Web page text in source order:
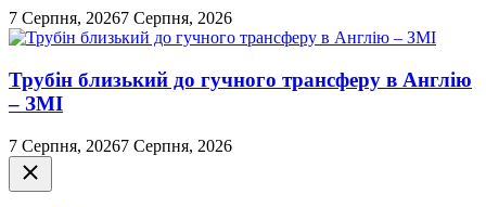
7 Серпня, 20267 Серпня, 2026
Трубін близький до гучного трансферу в Англію
– ЗМІ
7 Серпня, 20267 Серпня, 2026
Закрити